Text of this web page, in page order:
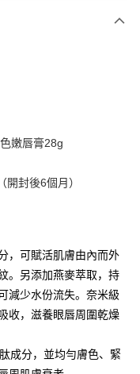
业银行
邦商业银行
业银行
托商业银行
业银行
际商业银行
业银行
台湾）商业银行
嫩唇膏28g
封後6個月）
，可賦活肌膚由內而外
。另添加燕麥萃取，持
減少水份流失。奈米級
收，滋養眼唇周圍乾燥
成分，並均勻膚色、緊